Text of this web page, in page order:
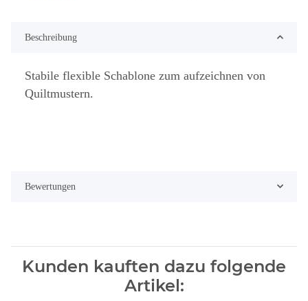
Beschreibung
Stabile flexible Schablone zum aufzeichnen von
Quiltmustern.
Bewertungen
Kunden kauften dazu folgende
Artikel: